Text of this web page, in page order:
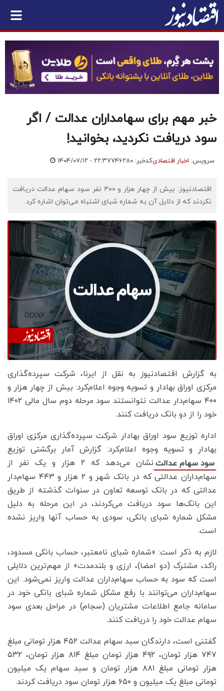
خبر مهم برای سهامداران عدالت / اگر
سود دریافت نکردید، بخوانید!
سرویس: اخبار اقتصادیکدخبر: ۷۴۶۲۸۰ ۱۴۰۴/۰۷/۱۲ - ۲۲:۳۷
اقتصادنیوز: بیش از چهار هزار و ۴۰۰ نفر سود سهام عدالت دریافت
نکردند که از دلایل آن به شماره شبای اشتباه می‌توان اشاره کرد.
به گزارش اقتصادنیوز به نقل از ایرنا، شرکت سپرده‌گذاری
مرکزی اوراق بهادار و تسویه وجوه اعلام‌کرد: بیش از چهار هزار و
۴۰۰ سهام‌دار عدالت نتوانستند سود مرحله دوم سال مالی ۱۴۰۲
خود را از دو بانک دریافت کنند.
اداره توزیع سود اوراق بهادار شرکت سپرده‌گذاری مرکزی اوراق
بهادار و تسویه وجوه اعلام‌کرد: گزارش آمار برگشتی توزیع
سود سهام عدالت
نشان می‌دهد که ۲ هزار و یک نفر از
سهام‌داران عدالتی که در بانک شهر و ۲ هزار و ۴۴۳ سهام‌دار
عدالتی که در بانک توسعه تعاون در سنوات گذشته از طریق
این بانک‌ها سود دریافت می‌کردند، در این مرحله به دلیل
مشکل شماره شبای بانکی، سودی به حساب آنها واریز نشده
است.
لازم به ذکر است: «شماره شبای نامعتبر، حساب بانکی مسدود،
راکد، مشترک (دو امضا)، ارزی و بلندمدت» از مهم‌ترین دلایلی
است که سود به حساب سهام‌داران عدالت واریز نمی‌شود. این
سهام‌داران می‌توانند با رفع مشکل شماره شبای بانکی خود در
سامانه جامع اطلاعات مشتریان (سجام) در مراحل بعدی سود
سهام عدالت خود را دریافت کنند.
گفتنی است، دارندگان سبد سهام عدالت ۴۵۲ هزار تومانی مبلغ
۷۴۷ هزار تومان، ۴۹۲ هزار تومان مبلغ ۸۱۴ هزار تومان، ۵۳۲
هزار تومانی مبلغ ۸۸۱ هزار تومان و سبد سهام یک میلیون
تومانی مبلغ یک میلیون و ۶۵۰ هزار تومان سود دریافت کردند.